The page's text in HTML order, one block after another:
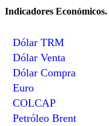
Indicadores Económicos.
Dólar TRM
Dólar Venta
Dólar Compra
Euro
COLCAP
Petróleo Brent